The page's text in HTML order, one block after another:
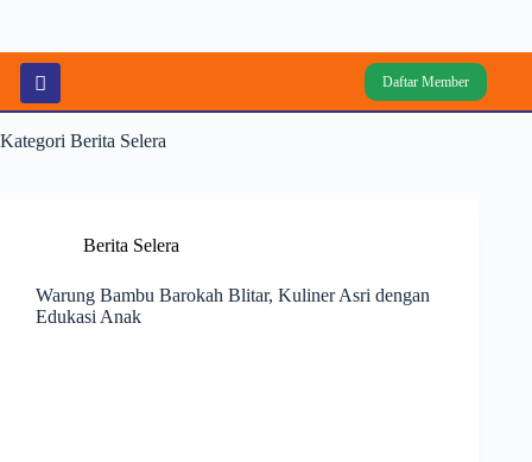
Daftar Member
Kategori Berita Selera
Berita Selera
Warung Bambu Barokah Blitar, Kuliner Asri dengan
Edukasi Anak